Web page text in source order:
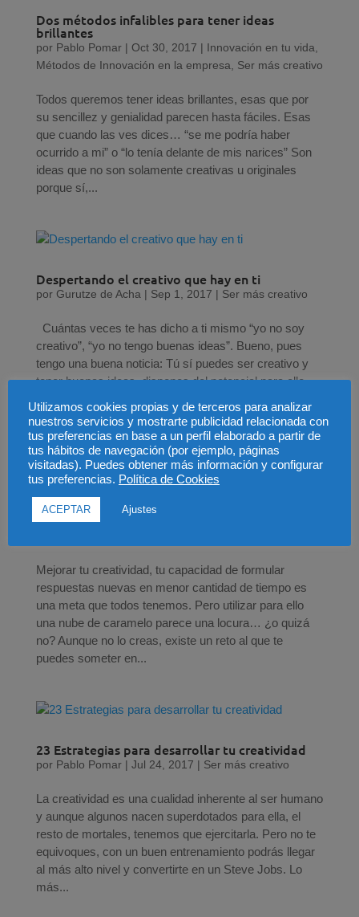
Dos métodos infalibles para tener ideas
brillantes
por Pablo Pomar| Oct 30, 2017 | Innovación en tu vida
Métodos de Innovación en la empresa
Ser más creativo
Todos queremos tener ideas brillantes, esas que por
su sencillez y genialidad parecen hasta fáciles. Esas
que cuando las ves dices… “se me podría haber
ocurrido a mi” o “lo tenía delante de mis narices” Son
ideas que no son solamente creativas u originales
porque sí,...
Despertando el creativo que hay en ti
por Gurutze de Acha | Sep 1, 2017 | Ser más creativo
Cuántas veces te has dicho a ti mismo “yo no soy
creativo”, “yo no tengo buenas ideas”. Bueno, pues
tengo una buena noticia: Tú sí puedes ser creativo y
tener buenas ideas, dispones del potencial para ello,
Cómo mejorar tu creatividad con un espagueti,
una nube de caramelo y un metro de celo
Mejorar tu creatividad, tu capacidad de formular
respuestas nuevas en menor cantidad de tiempo es
una meta que todos tenemos. Pero utilizar para ello
una nube de caramelo parece una locura… ¿o quizá
no? Aunque no lo creas, existe un reto al que te
puedes someter en...
23 Estrategias para desarrollar tu creatividad
por Pablo Pomar| Jul 24, 2017 | Ser más creativo
La creatividad es una cualidad inherente al ser humano
y aunque algunos nacen superdotados para ella, el
resto de mortales, tenemos que ejercitarla. Pero no te
equivoques, con un buen entrenamiento podrás llegar
al más alto nivel y convertirte en un Steve Jobs. Lo
más...
Utilizamos cookies propias y de terceros para analizar
nuestros servicios y mostrarte publicidad relacionada con
tus preferencias en base a un perfil elaborado a partir de
tus hábitos de navegación (por ejemplo, páginas
visitadas). Puedes obtener más información y configurar
tus preferencias. Política de Cookies
ACEPTAR Ajustes